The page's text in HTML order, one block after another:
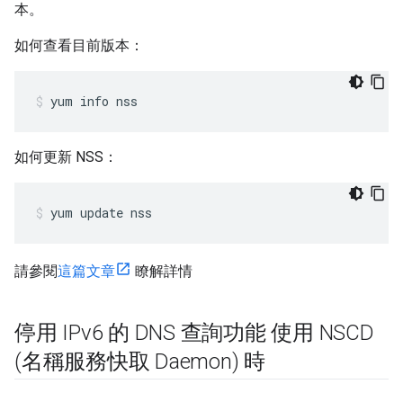
本。
如何查看目前版本：
yum info nss
如何更新 NSS：
yum update nss
請參閱這篇文章 瞭解詳情
停用 IPv6 的 DNS 查詢功能 使用 NSCD
(名稱服務快取 Daemon) 時